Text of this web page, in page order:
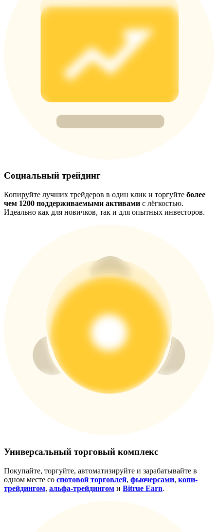
USDT New User Exclusive 10% APR
USDT Flexible Staking | Daily Rewards
New Listing Futures Fest
Trade New Futures, Win 200,000 USDT
Выигрывайте призы и эксклюзивные награды
Зарегистрироваться
Зарегистрироваться
Социальный трейдинг
Копируйте лучших трейдеров в один клик и торгуйте более
чем 1200 поддерживаемыми активами с лёгкостью.
Идеально как для новичков, так и для опытных инвесторов.
Универсальный торговый комплекс
Покупайте, торгуйте, автоматизируйте и зарабатывайте в
одном месте со спотовой торговлей, фьючерсами, копи-
трейдингом, альфа-трейдингом и Bitrue Earn.